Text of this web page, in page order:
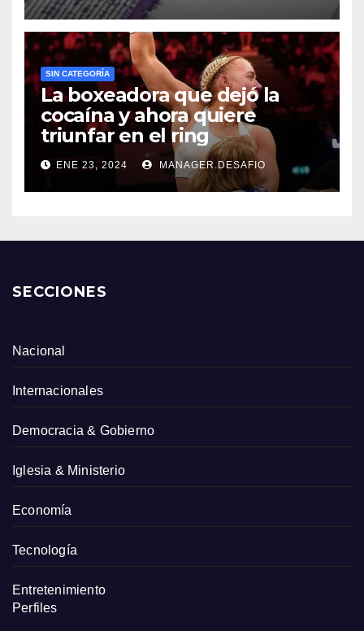
SIN CATEGORÍA
La boxeadora que dejó la
cocaína y ahora quiere
triunfar en el ring​
ENE 23, 2024 MANAGER.DESAFIO
SECCIONES
Nacional
Internacionales
Democracia & Gobierno
Iglesia & Ministerio
Economía
Tecnología
Entretenimiento
Perfiles